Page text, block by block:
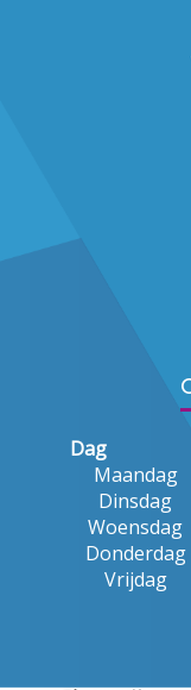
Dag
Maandag
Dinsdag
Woensdag
Donderdag
Vrijdag